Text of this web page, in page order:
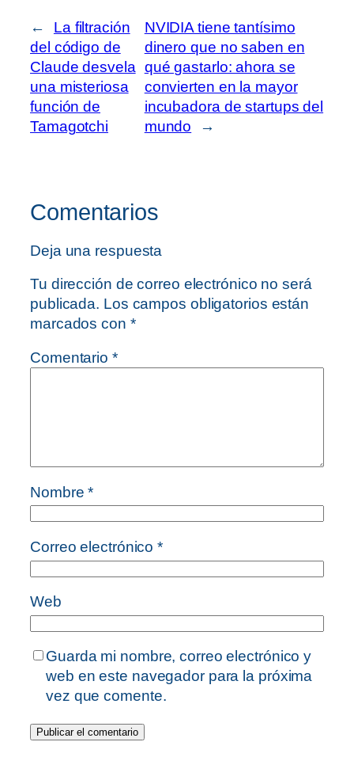
←
La filtración
del código de
Claude desvela
una misteriosa
función de
Tamagotchi
NVIDIA tiene tantísimo
dinero que no saben en
qué gastarlo: ahora se
convierten en la mayor
incubadora de startups del
mundo
→
Comentarios
Deja una respuesta
Tu dirección de correo electrónico no será
publicada. Los campos obligatorios están
marcados con *
Comentario *
Nombre*
Correo electrónico*
Web
Guarda mi nombre, correo electrónico y
web en este navegador para la próxima
vez que comente.